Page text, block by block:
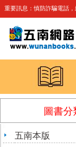
重要訊息：慎防詐騙電話
圖書分
五南本版